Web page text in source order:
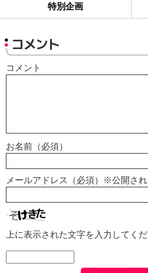
特別企画
コメント
コメント
お名前（必須）
メールアドレス（必須）※公開さ
上に表示された文字を入力してくだ